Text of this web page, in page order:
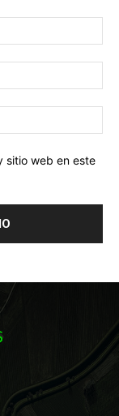
sitio web en este